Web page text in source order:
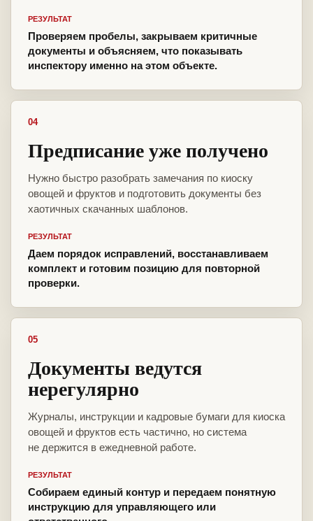
РЕЗУЛЬТАТ
Проверяем пробелы, закрываем критичные
документы и объясняем, что показывать
инспектору именно на этом объекте.
04
Предписание уже получено
Нужно быстро разобрать замечания по киоску
овощей и фруктов и подготовить документы без
хаотичных скачанных шаблонов.
РЕЗУЛЬТАТ
Даем порядок исправлений, восстанавливаем
комплект и готовим позицию для повторной
проверки.
05
Документы ведутся
нерегулярно
Журналы, инструкции и кадровые бумаги для киоска
овощей и фруктов есть частично, но система
не держится в ежедневной работе.
РЕЗУЛЬТАТ
Собираем единый контур и передаем понятную
инструкцию для управляющего или